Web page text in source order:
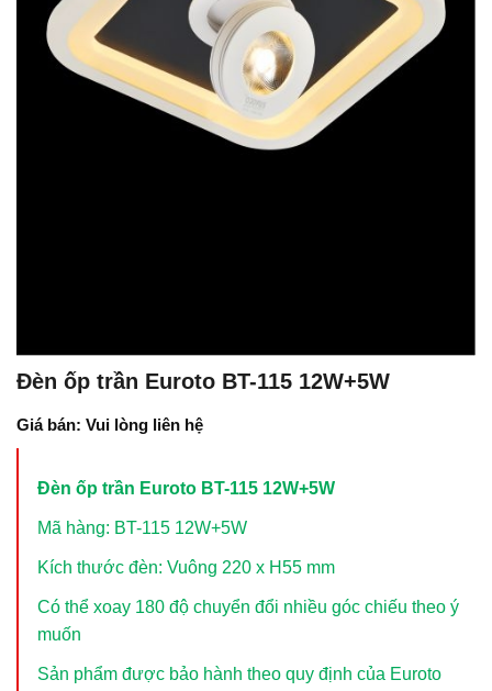
Đèn ốp trần Euroto BT-115 12W+5W
Giá bán: Vui lòng liên hệ
Đèn ốp trần Euroto BT-115 12W+5W
Mã hàng: BT-115 12W+5W
Kích thước đèn: Vuông 220 x H55 mm
Có thể xoay 180 độ chuyển đổi nhiều góc chiếu theo ý
muốn
Sản phẩm được bảo hành theo quy định của Euroto